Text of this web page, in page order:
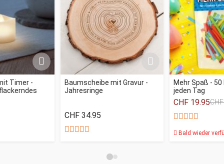
Timer -
Baumscheibe mit Gravur -
Jahresringe
CHF 34.95
Mehr Spaß -
jeden Tag
CHF 19.95
Bald wieder